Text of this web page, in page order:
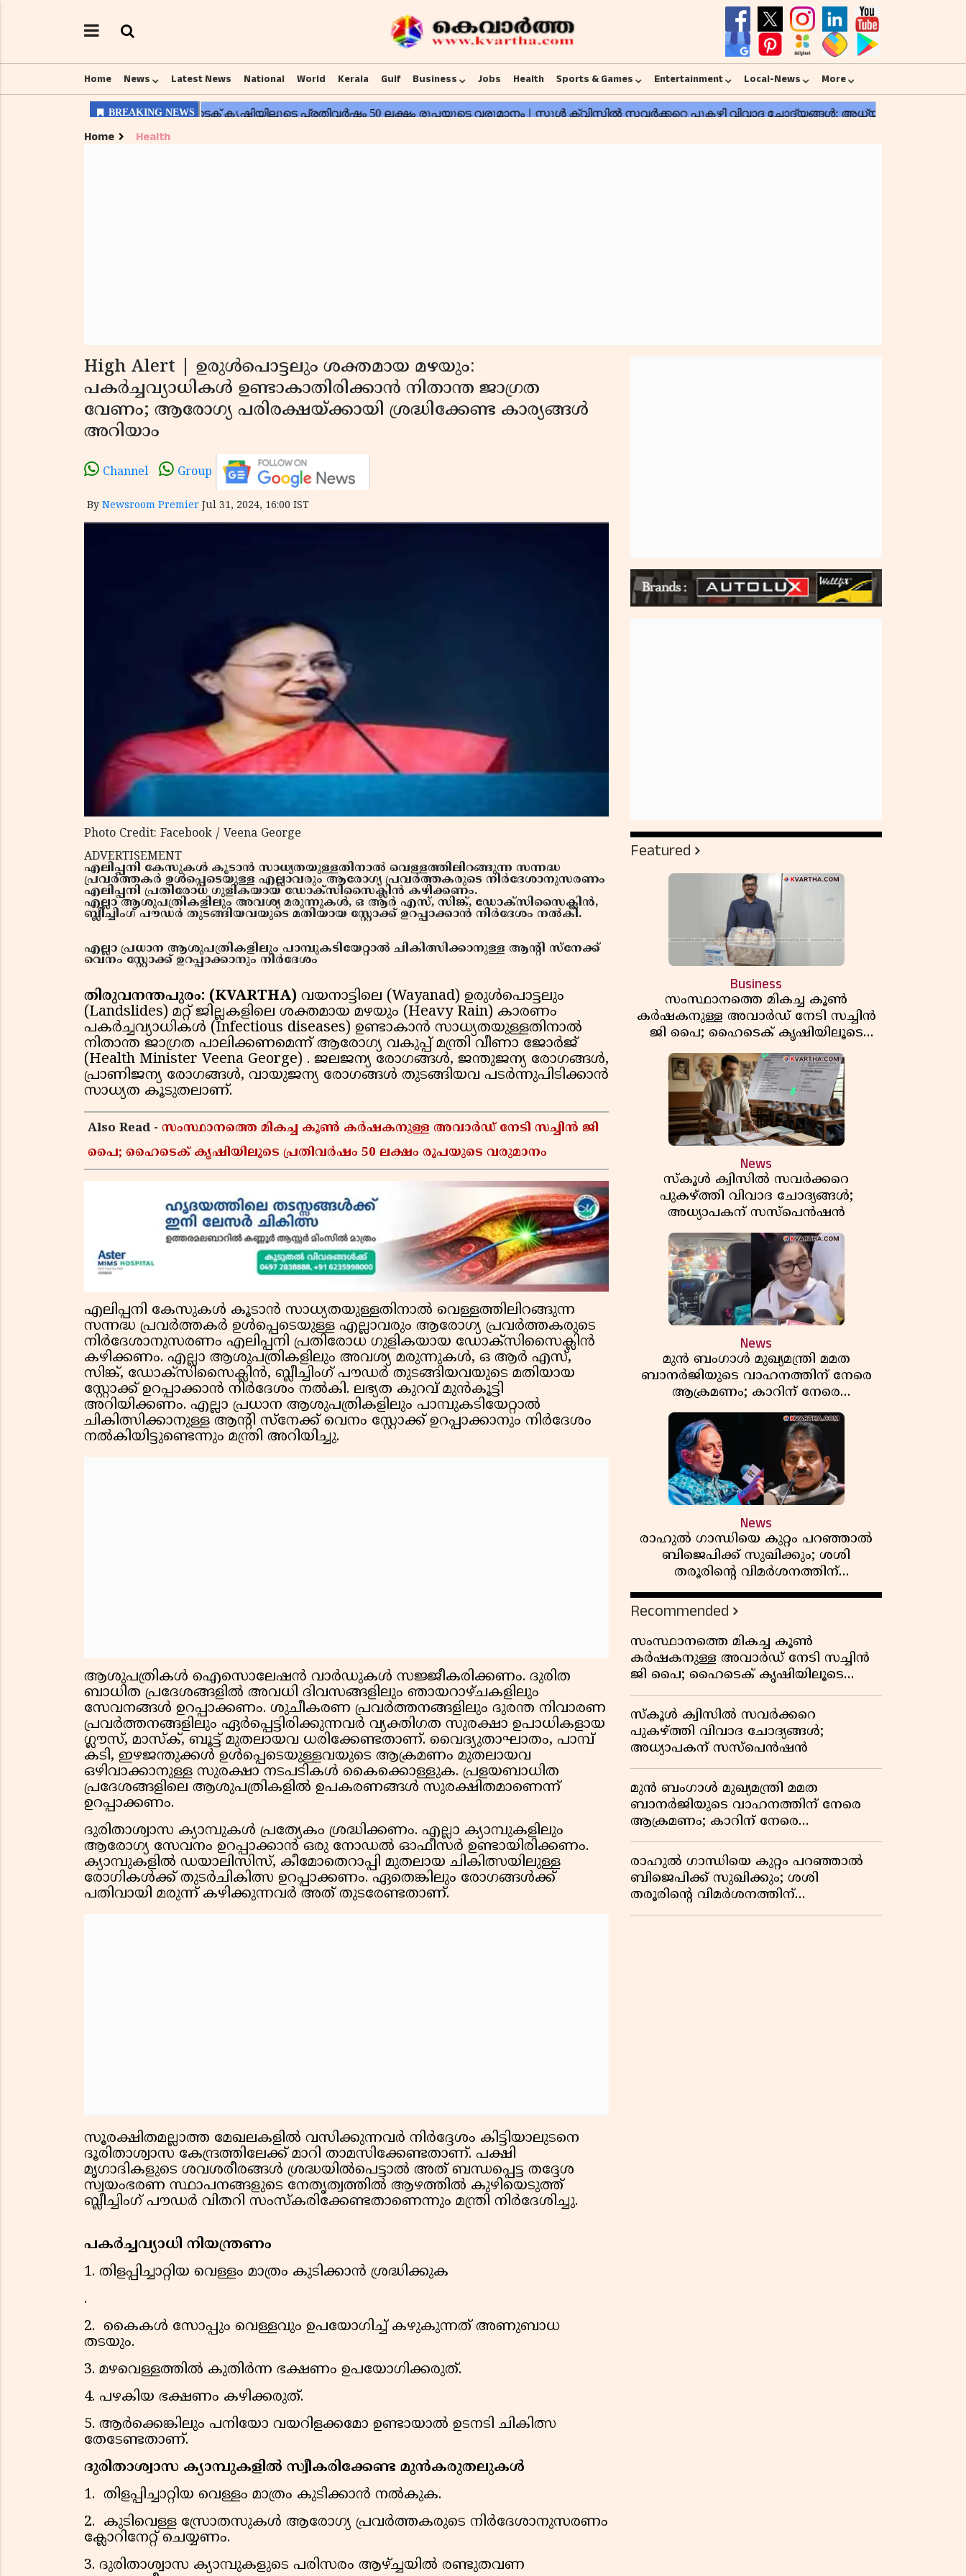
Home News Latest News National World Kerala Gulf Business Jobs Health Sports & Games Entertainment Local-News More
Home Health
High Alert | ഉരുള്‍പൊട്ടലും ശക്തമായ മഴയും:
പകര്‍ച്ചവ്യാധികള്‍ ഉണ്ടാകാതിരിക്കാന്‍ നിതാന്ത ജാഗ്രത
വേണം; ആരോഗ്യ പരിരക്ഷയ്ക്കായി ശ്രദ്ധിക്കേണ്ട കാര്യങ്ങള്‍
അറിയാം
Channel Group
By Newsroom Premier Jul 31, 2024, 16:00 IST
Photo Credit: Facebook / Veena George
ADVERTISEMENT
എലിപ്പനി കേസുകള്‍ കൂടാന്‍ സാധ്യതയുള്ളതിനാല്‍ വെള്ളത്തിലിറങ്ങുന്ന സന്നദ്ധ
പ്രവര്‍ത്തകര്‍ ഉള്‍പ്പെടെയുള്ള എല്ലാവരും ആരോഗ്യ പ്രവര്‍ത്തകരുടെ നിര്‍ദേശാനുസരണം
എലിപ്പനി പ്രതിരോധ ഗുളികയായ ഡോക്സിസൈക്ലിന്‍ കഴിക്കണം.
എല്ലാ ആശുപത്രികളിലും അവശ്യ മരുന്നുകള്‍, ഒ ആര്‍ എസ്, സിങ്ക്, ഡോക്സിസൈക്ലിന്‍,
ബ്ലീച്ചിംഗ് പൗഡര്‍ തുടങ്ങിയവയുടെ മതിയായ സ്റ്റോക്ക് ഉറപ്പാക്കാന്‍ നിര്‍ദേശം നല്‍കി.
എല്ലാ പ്രധാന ആശുപത്രികളിലും പാമ്പുകടിയേറ്റാല്‍ ചികിത്സിക്കാനുള്ള ആന്റി സ്നേക്ക്
വെനം സ്റ്റോക്ക് ഉറപ്പാക്കാനും നിര്‍ദേശം
തിരുവനന്തപുരം: (KVARTHA) വയനാട്ടിലെ (Wayanad) ഉരുള്‍പൊട്ടലും
(Landslides) മറ്റ് ജില്ലകളിലെ ശക്തമായ മഴയും (Heavy Rain) കാരണം
പകര്‍ച്ചവ്യാധികള്‍ (Infectious diseases) ഉണ്ടാകാന്‍ സാധ്യതയുള്ളതിനാല്‍
നിതാന്ത ജാഗ്രത പാലിക്കണമെന്ന് ആരോഗ്യ വകുപ്പ് മന്ത്രി വീണാ ജോര്‍ജ്
(Health Minister Veena George) . ജലജന്യ രോഗങ്ങള്‍, ജന്തുജന്യ രോഗങ്ങള്‍,
പ്രാണിജന്യ രോഗങ്ങള്‍, വായുജന്യ രോഗങ്ങള്‍ തുടങ്ങിയവ പടര്‍ന്നുപിടിക്കാന്‍
സാധ്യത കൂടുതലാണ്.
Also Read - സംസ്ഥാനത്തെ മികച്ച കൂൺ കർഷകനുള്ള അവാർഡ് നേടി സച്ചിൻ ജി
പൈ; ഹൈടെക് കൃഷിയിലൂടെ പ്രതിവർഷം 50 ലക്ഷം രൂപയുടെ വരുമാനം
എലിപ്പനി കേസുകള്‍ കൂടാന്‍ സാധ്യതയുള്ളതിനാല്‍ വെള്ളത്തിലിറങ്ങുന്ന
സന്നദ്ധ പ്രവര്‍ത്തകര്‍ ഉള്‍പ്പെടെയുള്ള എല്ലാവരും ആരോഗ്യ പ്രവര്‍ത്തകരുടെ
നിര്‍ദേശാനുസരണം എലിപ്പനി പ്രതിരോധ ഗുളികയായ ഡോക്സിസൈക്ലിന്‍
കഴിക്കണം. എല്ലാ ആശുപത്രികളിലും അവശ്യ മരുന്നുകള്‍, ഒ ആര്‍ എസ്,
സിങ്ക്, ഡോക്സിസൈക്ലിന്‍, ബ്ലീച്ചിംഗ് പൗഡര്‍ തുടങ്ങിയവയുടെ മതിയായ
സ്റ്റോക്ക് ഉറപ്പാക്കാന്‍ നിര്‍ദേശം നല്‍കി. ലഭ്യത കുറവ് മുന്‍കൂട്ടി
അറിയിക്കണം. എല്ലാ പ്രധാന ആശുപത്രികളിലും പാമ്പുകടിയേറ്റാല്‍
ചികിത്സിക്കാനുള്ള ആന്റി സ്നേക്ക് വെനം സ്റ്റോക്ക് ഉറപ്പാക്കാനും നിര്‍ദേശം
നല്‍കിയിട്ടുണ്ടെന്നും മന്ത്രി അറിയിച്ചു.
ആശുപത്രികള്‍ ഐസൊലേഷന്‍ വാര്‍ഡുകള്‍ സജ്ജീകരിക്കണം. ദുരിത
ബാധിത പ്രദേശങ്ങളില്‍ അവധി ദിവസങ്ങളിലും ഞായറാഴ്ചകളിലും
സേവനങ്ങള്‍ ഉറപ്പാക്കണം. ശുചീകരണ പ്രവര്‍ത്തനങ്ങളിലും ദുരന്ത നിവാരണ
പ്രവര്‍ത്തനങ്ങളിലും ഏര്‍പ്പെട്ടിരിക്കുന്നവര്‍ വ്യക്തിഗത സുരക്ഷാ ഉപാധികളായ
ഗ്ലൗസ്, മാസ്‌ക്, ബൂട്ട് മുതലായവ ധരിക്കേണ്ടതാണ്. വൈദ്യുതാഘാതം, പാമ്പ്
കടി, ഇഴജന്തുക്കള്‍ ഉള്‍പ്പെടെയുള്ളവയുടെ ആക്രമണം മുതലായവ
ഒഴിവാക്കാനുള്ള സുരക്ഷാ നടപടികള്‍ കൈക്കൊള്ളുക. പ്രളയബാധിത
പ്രദേശങ്ങളിലെ ആശുപത്രികളില്‍ ഉപകരണങ്ങള്‍ സുരക്ഷിതമാണെന്ന്
ഉറപ്പാക്കണം.
ദുരിതാശ്വാസ ക്യാമ്പുകള്‍ പ്രത്യേകം ശ്രദ്ധിക്കണം. എല്ലാ ക്യാമ്പുകളിലും
ആരോഗ്യ സേവനം ഉറപ്പാക്കാന്‍ ഒരു നോഡല്‍ ഓഫീസര്‍ ഉണ്ടായിരിക്കണം.
ക്യാമ്പുകളില്‍ ഡയാലിസിസ്, കീമോതെറാപ്പി മുതലായ ചികിത്സയിലുള്ള
രോഗികള്‍ക്ക് തുടര്‍ചികിത്സ ഉറപ്പാക്കണം. ഏതെങ്കിലും രോഗങ്ങള്‍ക്ക്
പതിവായി മരുന്ന് കഴിക്കുന്നവര്‍ അത് തുടരേണ്ടതാണ്.
സൂരക്ഷിതമല്ലാത്ത മേഖലകളില്‍ വസിക്കുന്നവര്‍ നിര്‍ദ്ദേശം കിട്ടിയാലുടനെ
ദൂരിതാശ്വാസ കേന്ദ്രത്തിലേക്ക് മാറി താമസിക്കേണ്ടതാണ്. പക്ഷി
മൃഗാദികളുടെ ശവശരീരങ്ങള്‍ ശ്രദ്ധയില്‍പെട്ടാല്‍ അത് ബന്ധപ്പെട്ട തദ്ദേശ
സ്വയംഭരണ സ്ഥാപനങ്ങളുടെ നേതൃത്വത്തില്‍ ആഴത്തില്‍ കുഴിയെടുത്ത്
ബ്ലീച്ചിംഗ് പൗഡര്‍ വിതറി സംസ്‌കരിക്കേണ്ടതാണെന്നും മന്ത്രി നിര്‍ദേശിച്ചു.
പകര്‍ച്ചവ്യാധി നിയന്ത്രണം
1. തിളപ്പിച്ചാറ്റിയ വെള്ളം മാത്രം കുടിക്കാന്‍ ശ്രദ്ധിക്കുക
.
2. കൈകള്‍ സോപ്പും വെള്ളവും ഉപയോഗിച്ച് കഴുകുന്നത് അണുബാധ
തടയും.
3. മഴവെള്ളത്തില്‍ കുതിര്‍ന്ന ഭക്ഷണം ഉപയോഗിക്കരുത്.
4. പഴകിയ ഭക്ഷണം കഴിക്കരുത്.
5. ആര്‍ക്കെങ്കിലും പനിയോ വയറിളക്കമോ ഉണ്ടായാല്‍ ഉടനടി ചികിത്സ
തേടേണ്ടതാണ്.
ദുരിതാശ്വാസ ക്യാമ്പുകളില്‍ സ്വീകരിക്കേണ്ട മുന്‍കരുതലുകള്‍
1. തിളപ്പിച്ചാറ്റിയ വെള്ളം മാത്രം കുടിക്കാന്‍ നല്‍കുക.
2. കുടിവെള്ള സ്രോതസുകള്‍ ആരോഗ്യ പ്രവര്‍ത്തകരുടെ നിര്‍ദേശാനുസരണം
ക്ലോറിനേറ്റ് ചെയ്യണം.
3. ദുരിതാശ്വാസ ക്യാമ്പുകളുടെ പരിസരം ആഴ്ച്ചയില്‍ രണ്ടുതവണ
Featured
Business
സംസ്ഥാനത്തെ മികച്ച കൂൺ
കർഷകനുള്ള അവാർഡ് നേടി സച്ചിൻ
ജി പൈ; ഹൈടെക് കൃഷിയിലൂടെ
പ്രതിവർഷം 50 ലക്ഷം രൂപയുടെ
വരുമാനം
News
സ്കൂൾ ക്വിസിൽ സവർക്കറെ
പുകഴ്ത്തി വിവാദ ചോദ്യങ്ങൾ;
അധ്യാപകന് സസ്പെൻഷൻ
News
മുൻ ബംഗാൾ മുഖ്യമന്ത്രി മമത
ബാനർജിയുടെ വാഹനത്തിന് നേരെ
ആക്രമണം; കാറിന് നേരെ
പാഞ്ഞുകയറി അക്രമികൾ
News
രാഹുൽ ഗാന്ധിയെ കുറ്റം പറഞ്ഞാൽ
ബിജെപിക്ക് സുഖിക്കും; ശശി
തരൂരിന്റെ വിമർശനത്തിന്
മറുപടിയുമായി കെ സി
വേണുഗോപാൽ
Recommended
സംസ്ഥാനത്തെ മികച്ച കൂൺ
കർഷകനുള്ള അവാർഡ് നേടി സച്ചിൻ
ജി പൈ; ഹൈടെക് കൃഷിയിലൂടെ
പ്രതിവർഷം 50 ലക്ഷം രൂപയുടെ
വരുമാനം
സ്കൂൾ ക്വിസിൽ സവർക്കറെ
പുകഴ്ത്തി വിവാദ ചോദ്യങ്ങൾ;
അധ്യാപകന് സസ്പെൻഷൻ
മുൻ ബംഗാൾ മുഖ്യമന്ത്രി മമത
ബാനർജിയുടെ വാഹനത്തിന് നേരെ
ആക്രമണം; കാറിന് നേരെ
പാഞ്ഞുകയറി അക്രമികൾ
രാഹുൽ ഗാന്ധിയെ കുറ്റം പറഞ്ഞാൽ
ബിജെപിക്ക് സുഖിക്കും; ശശി
തരൂരിന്റെ വിമർശനത്തിന്
മറുപടിയുമായി കെ സി